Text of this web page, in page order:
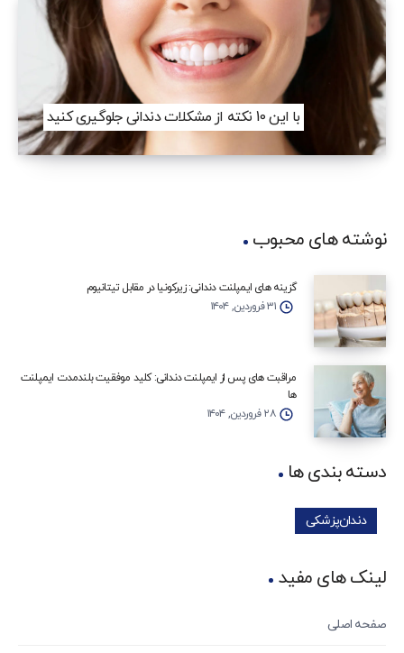
با این 10 نکته از مشکلات دندانی جلوگیری کنید
نوشته های محبوب
گزینه‌ های ایمپلنت دندانی: زیرکونیا در مقابل تیتانیوم
۳۱ فروردین, ۱۴۰۴
مراقبت‌ های پس از ایمپلنت دندانی: کلید موفقیت بلندمدت ایمپلنت‌
ها
۲۸ فروردین, ۱۴۰۴
دسته بندی ها
دندان‌پزشکی
لینک های مفید
صفحه اصلی